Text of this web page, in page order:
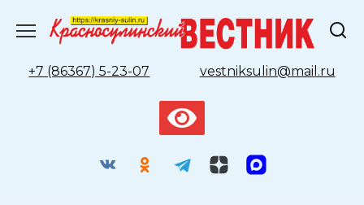
содержанию
+7 (86367) 5-23-07
vestniksulin@mail.ru